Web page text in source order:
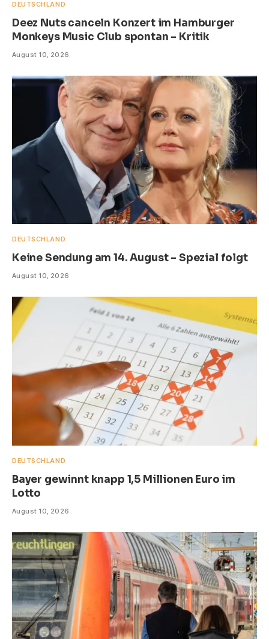
DEUTSCHLAND
Deez Nuts canceln Konzert im Hamburger
Monkeys Music Club spontan – Kritik
August 10, 2026
DEUTSCHLAND
Keine Sendung am 14. August – Spezial folgt
August 10, 2026
DEUTSCHLAND
Bayer gewinnt knapp 1,5 Millionen Euro im
Lotto
August 10, 2026